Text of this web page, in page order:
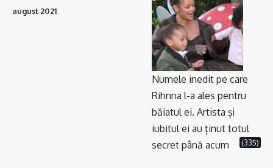
august 2021
Numele inedit pe care
Rihnna l-a ales pentru
băiatul ei. Artista și
iubitul ei au ținut totul
secret până acum
(335)